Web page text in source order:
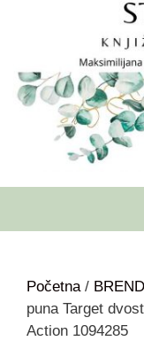
Početna/
puna Target
Action 1094285